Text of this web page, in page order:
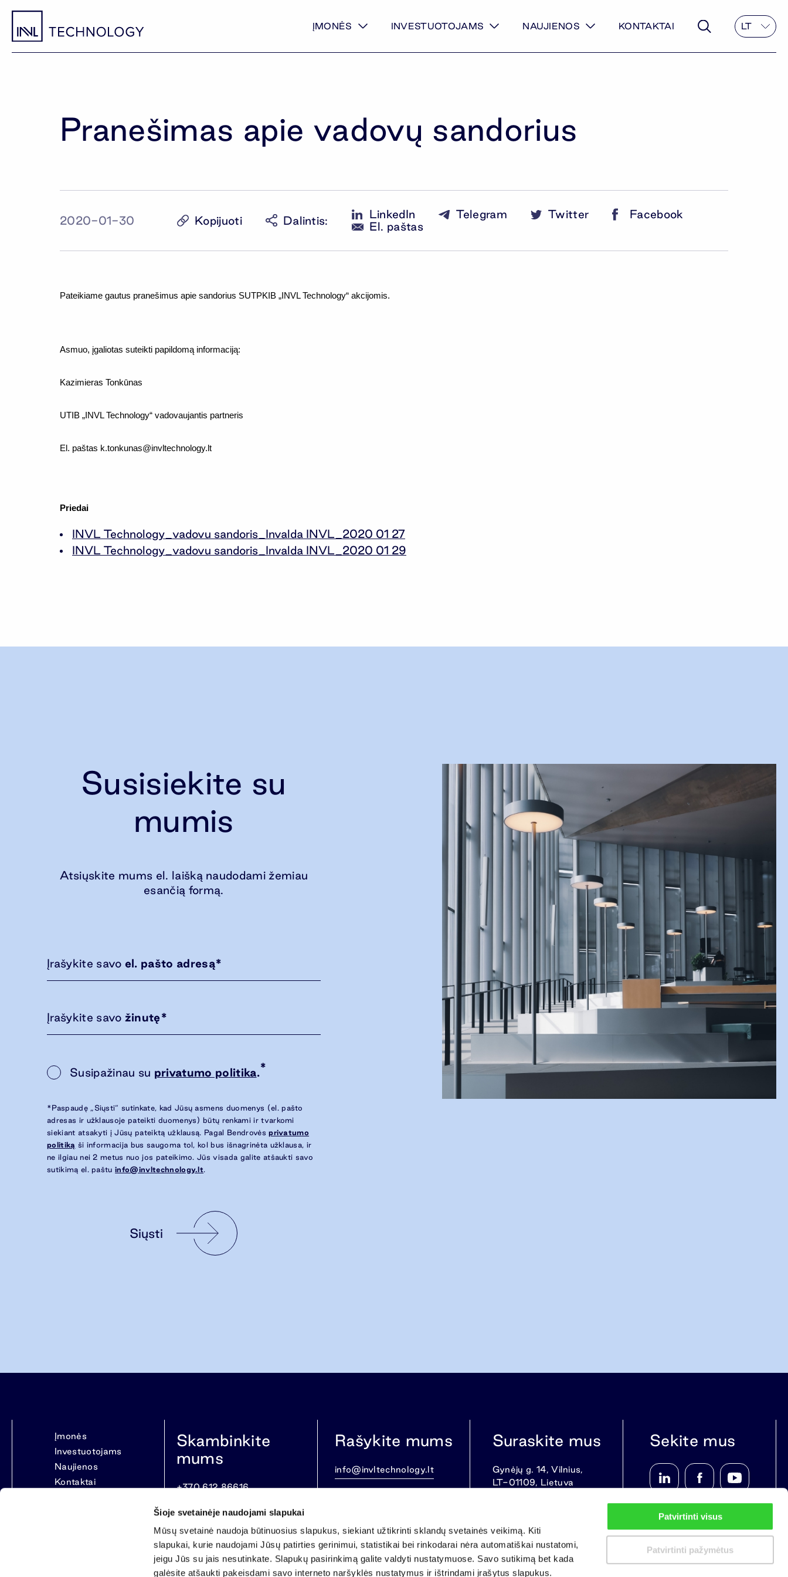
Šioje svetainėje naudojami slapukai
Mūsų svetainė naudoja būtinuosius slapukus, siekiant užtikrinti sklandų svetainės veikimą. Kiti
slapukai, kurie naudojami Jūsų patirties gerinimui, statistikai bei rinkodarai nėra automatiškai nustatomi,
jeigu Jūs su jais nesutinkate. Slapukų pasirinkimą galite valdyti nustatymuose. Savo sutikimą bet kada
galėsite atšaukti pakeisdami savo interneto naršyklės nustatymus ir ištrindami įrašytus slapukus.
Patvirtinti visus
Patvirtinti pažymėtus
ĮMONĖS INVESTUOTOJAMS NAUJIENOS KONTAKTAI LT
Pranešimas apie vadovų sandorius
2020-01-30 Kopijuoti Dalintis: LinkedIn Telegram Twitter
Facebook
El. paštas
Pateikiame gautus pranešimus apie sandorius SUTPKIB „INVL Technology“ akcijomis.
Asmuo, įgaliotas suteikti papildomą informaciją:
Kazimieras Tonkūnas
UTIB „INVL Technology“ vadovaujantis partneris
El. paštas k.tonkunas@invltechnology.lt
Priedai
INVL Technology_vadovu sandoris_Invalda INVL_2020 01 27
INVL Technology_vadovu sandoris_Invalda INVL_2020 01 29
Susisiekite su
mumis
Atsiųskite mums el. laišką naudodami žemiau
esančią formą.
Įrašykite savo el. pašto adresą*
Įrašykite savo žinutę*
Susipažinau su privatumo politika.*
*Paspaudę „Siųsti“ sutinkate, kad Jūsų asmens duomenys (el. pašto
adresas ir užklausoje pateikti duomenys) būtų renkami ir tvarkomi
siekiant atsakyti į Jūsų pateiktą užklausą. Pagal Bendrovėsprivatumo
politiką ši informacija bus saugoma tol, kol bus išnagrinėta užklausa, ir
ne ilgiau nei 2 metus nuo jos pateikimo. Jūs visada galite atšaukti savo
sutikimą el. paštuinfo@invltechnology.lt.
Siųsti
Įmonės
Investuotojams
Naujienos
Kontaktai
Skambinkite
mums
+370 612 86616
Rašykite mums
info@invltechnology.lt
Suraskite mus
Gynėjų g. 14, Vilnius,
LT-01109, Lietuva
Sekite mus